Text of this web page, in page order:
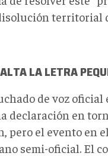
territorial
LA LETRA
de voz oficial
declaración en
pero el evento en
semi-oficial. El